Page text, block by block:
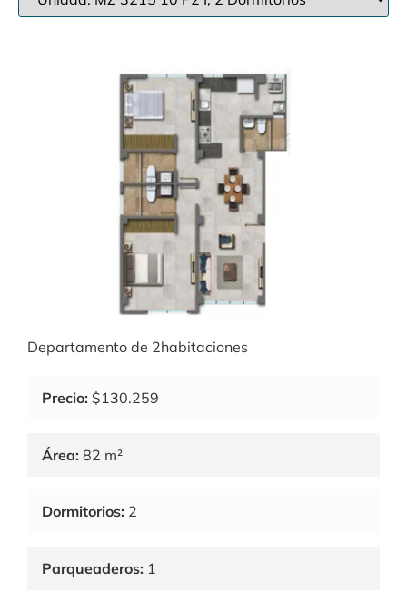
Departamento de 2habitaciones
Precio: $130.259
Área: 82 m²
Dormitorios: 2
Parqueaderos: 1